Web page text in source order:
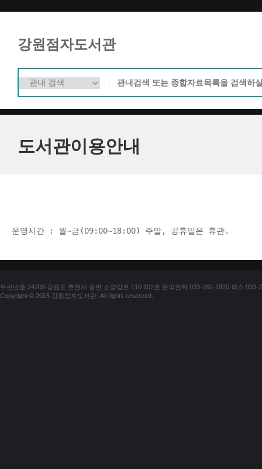
강원점자도서관
도서관이용안내
운영시간 : 월~금(09:00~18:00) 주말, 공휴일은 휴관.
우편번호 24209 강원도 춘천시 동면 소양강로 110 102호 문의전화 033-262-1920 팩스 033-
Copyright © 2015 강원점자도서관. All rights reserved.